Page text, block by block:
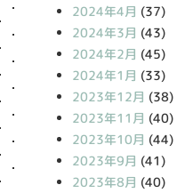
2024年4月 (37)
2024年3月 (43)
2024年2月 (45)
2024年1月 (33)
2023年12月 (38)
2023年11月 (40)
2023年10月 (44)
2023年9月 (41)
2023年8月 (40)